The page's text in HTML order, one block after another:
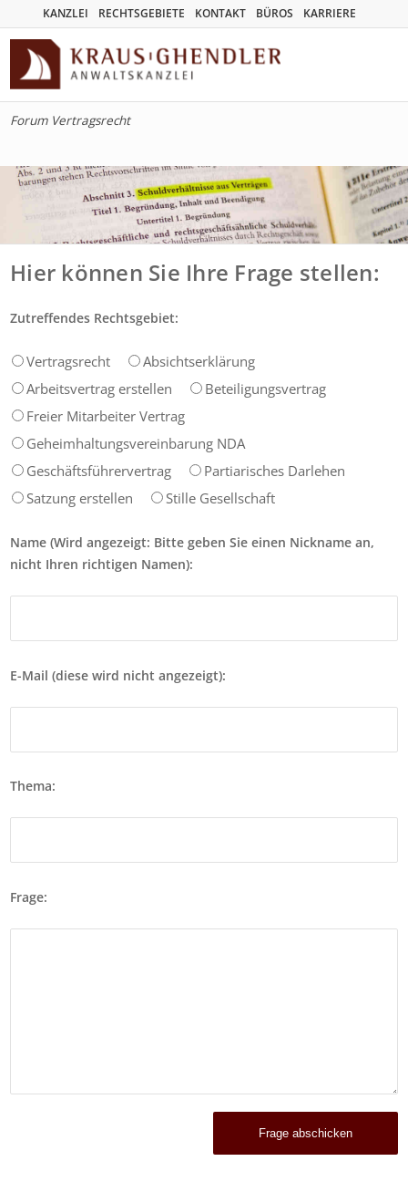
KANZLEI RECHTSGEBIETE KONTAKT BÜROS KARRIERE
Forum Vertragsrecht
Hier können Sie Ihre Frage stellen:
Zutreffendes Rechtsgebiet:
Vertragsrecht
Absichtserklärung
Arbeitsvertrag erstellen
Beteiligungsvertrag
Freier Mitarbeiter Vertrag
Geheimhaltungsvereinbarung NDA
Geschäftsführervertrag
Partiarisches Darlehen
Satzung erstellen
Stille Gesellschaft
Name (Wird angezeigt: Bitte geben Sie einen Nickname an,
nicht Ihren richtigen Namen):
E-Mail (diese wird nicht angezeigt):
Thema:
Frage: